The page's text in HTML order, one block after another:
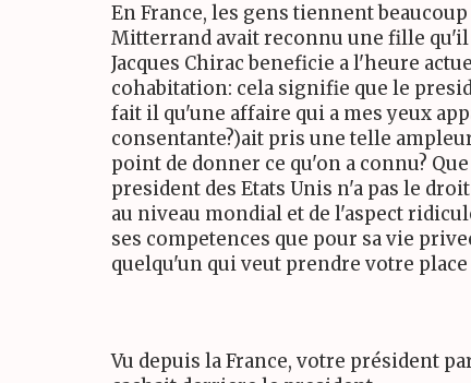
En France, les gens tiennent
Mitterrand avait reconnu une fille
Jacques Chirac beneficie a l'heure
cohabitation: cela signifie que le
fait il qu'une affaire qui a mes yeux
consentante?)ait pris une telle
point de donner ce qu'on a connu?
president des Etats Unis n'a pas le
au niveau mondial et de l'aspect
ses competences que pour sa vie
quelqu'un qui veut prendre votre
Vu depuis la France, votre président